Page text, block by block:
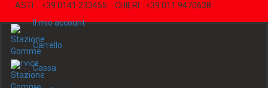
ASTI
+39 0141 233455 CHIERI
+39 011 9470638
Il mio account
Carrello
Cassa